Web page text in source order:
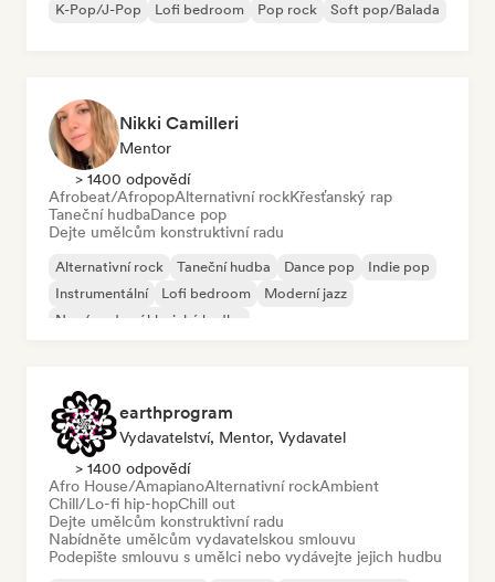
K-Pop/J-Pop
Lofi bedroom Pop rock Soft pop/Balada
Nikki Camilleri
Mentor
> 1400 odpovědí
Afrobeat/AfropopAlternativní rockKřesťanský rap
Taneční hudbaDance pop
Dejte umělcům konstruktivní radu
Alternativní rock Taneční hudba Dance pop
Indie pop
Instrumentální
Lofi bedroom
Moderní jazz
Neo/moderní klasická hudba
earthprogram
Vydavatelství, Mentor, Vydavatel
> 1400 odpovědí
Afro House/AmapianoAlternativní rockAmbient
Chill/Lo-fi hip-hopChill out
Dejte umělcům konstruktivní radu
Nabídněte umělcům vydavatelskou smlouvu
Podepište smlouvu s umělci nebo vydávejte jejich hudbu